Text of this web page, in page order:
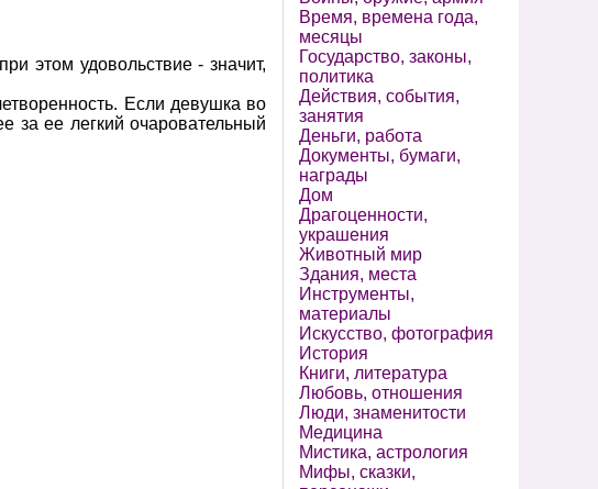
этом удовольствие - значит,
Если девушка во
за ее легкий очаровательный
Время, времена года,
месяцы
Государство, законы,
политика
Действия, события,
занятия
Деньги, работа
Документы, бумаги,
награды
Дом
Драгоценности,
украшения
Животный мир
Здания, места
Инструменты,
материалы
Искусство, фотография
История
Книги, литература
Любовь, отношения
Люди, знаменитости
Медицина
Мистика, астрология
Мифы, сказки,